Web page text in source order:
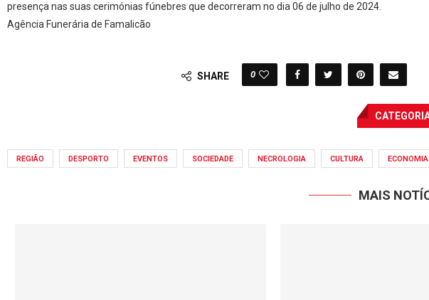
presença nas suas cerimónias fúnebres que decorreram no dia 06 de julho de 2024.
Agência Funerária de Famalicão
SHARE 0
REGIÃO DESPORTO EVENTOS SOCIEDADE NECROLOGIA CULTURA
MAIS